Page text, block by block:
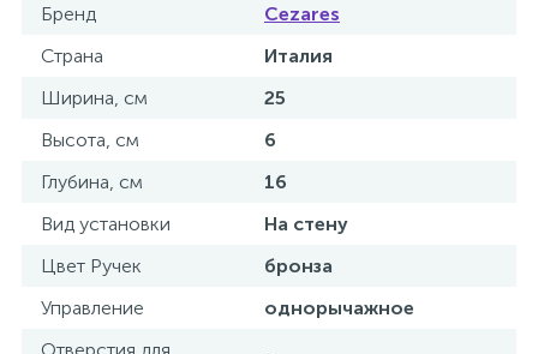
Бренд
Cezares
Страна
Италия
Ширина, см
25
Высота, см
6
Глубина, см
16
Вид установки
На стену
Цвет Ручек
бронза
Управление
однорычажное